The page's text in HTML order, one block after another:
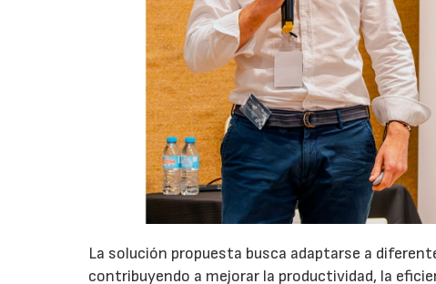
La solución propuesta busca adaptarse a
contribuyendo a mejorar la productividad, la